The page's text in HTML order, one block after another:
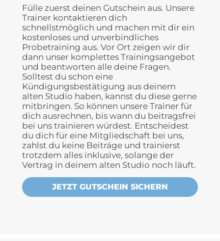
Fülle zuerst deinen Gutschein aus. Unsere
Trainer kontaktieren dich
schnellstmöglich und machen mit dir ein
kostenloses und unverbindliches
Probetraining aus. Vor Ort zeigen wir dir
dann unser komplettes Trainingsangebot
und beantworten alle deine Fragen.
Solltest du schon eine
Kündigungsbestätigung aus deinem
alten Studio haben, kannst du diese gerne
mitbringen. So können unsere Trainer für
dich ausrechnen, bis wann du beitragsfrei
bei uns trainieren würdest. Entscheidest
du dich für eine Mitgliedschaft bei uns,
zahlst du keine Beiträge und trainierst
trotzdem alles inklusive, solange der
Vertrag in deinem alten Studio noch läuft.
JETZT GUTSCHEIN SICHERN